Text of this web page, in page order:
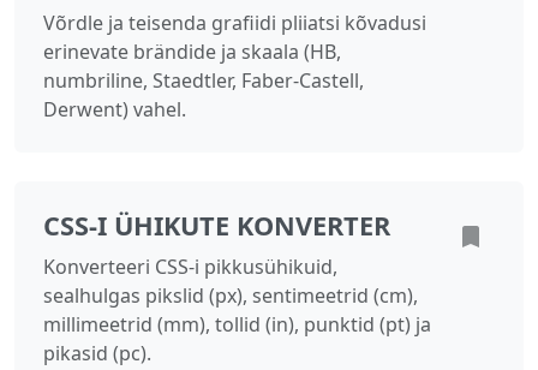
Võrdle ja teisenda grafiidi pliiatsi kõvadusi
erinevate brändide ja skaala (HB,
numbriline, Staedtler, Faber-Castell,
Derwent) vahel.
CSS-I ÜHIKUTE KONVERTER
Konverteeri CSS-i pikkusühikuid,
sealhulgas pikslid (px), sentimeetrid (cm),
millimeetrid (mm), tollid (in), punktid (pt) ja
pikasid (pc).